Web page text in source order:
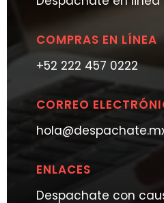
COMPRAS EN LÍNEA
+52 222 457 0222
CORREO
ENLACES
Despachate con